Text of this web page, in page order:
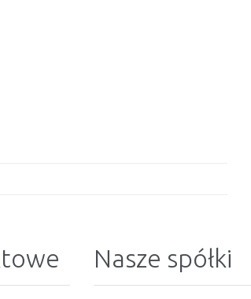
Nasze spółki